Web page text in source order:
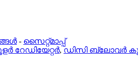
- സൈറ്റ്മാപ്പ്
റേഡിയേറ്റർ, ഡിസി ബ്ലോവർ